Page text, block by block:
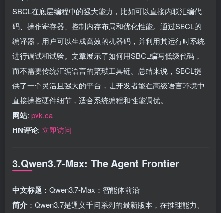
SBCL在底层编程中的强大能力，比如可以直接内联汇编代
码、操作寄存器、控制内存布局和优化性能。通过SBCL的
编译器，用户可以生成高效的机器码，并利用其运行时系统
进行调试和试验。文章展示了如何用SBCL编写低级代码，
而不需要传统汇编语言的繁琐工具链。总结来说，SBCL提
供了一个灵活且强大的平台，让开发者能在高级语言环境中
直接操控硬件细节，适合系统编程和性能调优。
网站: pvk.ca
HN评论: 立即访问
3.Qwen3.7-Max: The Agent Frontier
中文标题 ：Qwen3.7-Max：智能体前沿
简介 ：Qwen3.7是通义千问系列的最新版本，在推理能力、